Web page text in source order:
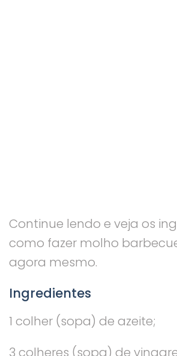
Continue lendo e veja os
como fazer molho
agora mesmo.
Ingredientes
1 colher (sopa) de azeite;
3 colheres (sopa) de